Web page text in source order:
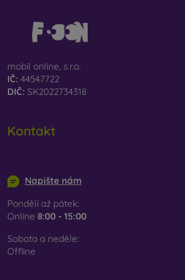
mobil online, s.r.o.
IČ: 44547722
DIČ: SK2022734318
Kontakt
Napište nám
Pondělí až pátek:
Online 8:00 - 15:00
Sobota a neděle:
Offline